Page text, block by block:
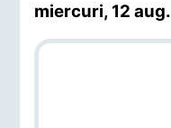
miercuri, 12 aug.